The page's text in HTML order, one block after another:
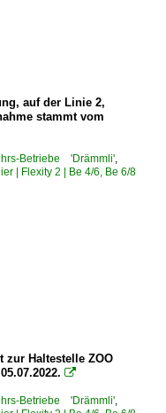
auf der Linie 2,
stammt vom
Betriebe 'Drämmli',
| Flexity 2 | Be 4/6, Be 6/8
zur Haltestelle ZOO

Betriebe 'Drämmli',